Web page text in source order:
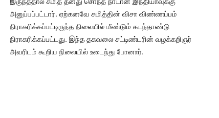
அனுப்பப்பட்டார். ஏற்கனவே சுமித்தின் விசா விண்ணப்பம்
நிராகரிக்கப்பட்டிருந்த நிலையில் மீண்டும் கடந்தாண்டு
நிராகரிக்கப்பட்டது. இந்த தகவலை சட்டிண்டரின் வழக்கறிஞர்
அவரிடம் கூறிய நிலையில் உடைந்து போனார்.